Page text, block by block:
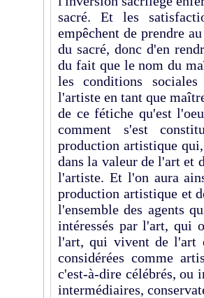
sacré. Et les
empêchent de prendre
du sacré, donc d'en
du fait que le nom du
les conditions
l'artiste en tant que
de ce fétiche qu'est
comment s'est
production artistique
dans la valeur de l'art et
l'artiste. Et l'on aura
production artistique et
l'ensemble des agents
intéressés par l'art, qui
l'art, qui vivent de l'art
considérées comme
c'est-à-dire célébrés, ou
intermédiaires,